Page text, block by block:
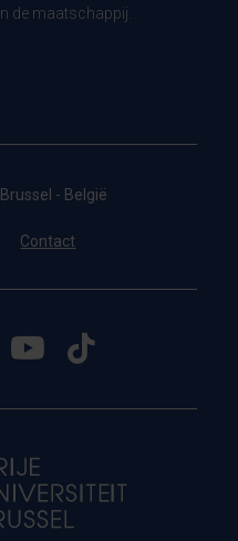
de maatschappij.
- België
Contact